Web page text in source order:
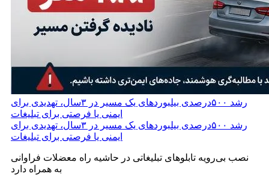
رشد ۵۰۰درصدی بیلبوردهای یک مسیر در ۳سال، تهدیدی برای
ایمنی یا فرصتی برای تبلیغات
رشد ۵۰۰درصدی بیلبوردهای یک مسیر در ۳سال، تهدیدی برای
ایمنی یا فرصتی برای تبلیغات
نصب بی‌رویه تابلوهای تبلیغاتی در حاشیه راه معضلات فراوانی
به همراه دارد